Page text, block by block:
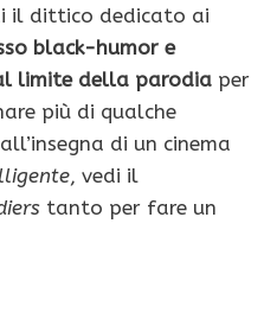
il dittico dedicato ai
black-humor e
limite della parodia per
più di qualche
di un cinema
, vedi il
tanto per fare un